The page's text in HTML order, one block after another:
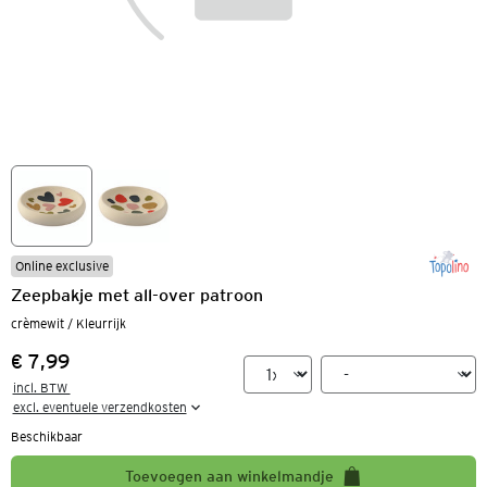
Online exclusive
Zeepbakje met all-over patroon
crèmewit / Kleurrijk
Prijs:
€ 7,99
incl. BTW
excl. eventuele verzendkosten
Beschikbaar
Toevoegen aan winkelmandje